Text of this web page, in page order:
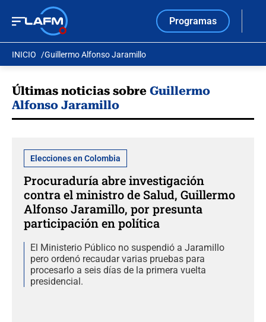
Programas
INICIO Guillermo Alfonso Jaramillo
Últimas noticias sobre Guillermo
Alfonso Jaramillo
Elecciones en Colombia
Procuraduría abre investigación
contra el ministro de Salud, Guillermo
Alfonso Jaramillo, por presunta
participación en política
El Ministerio Público no suspendió a Jaramillo
pero ordenó recaudar varias pruebas para
procesarlo a seis días de la primera vuelta
presidencial.